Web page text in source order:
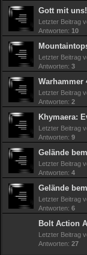
Gott mit uns!
Letzter Beitrag
Antworten: 10
Letzter Beitrag
Antworten: 3
Warhammer
Letzter Beitrag
Antworten: 2
Khymaera:
Letzter Beitrag
Antworten: 9
Gelände
Letzter Beitrag
Antworten: 4
Gelände
Letzter Beitrag
Antworten: 6
Bolt Action
Letzter Beitrag
Antworten: 27